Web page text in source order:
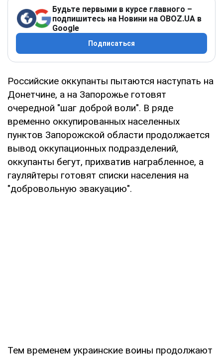
Будьте первыми в курсе главного –
подпишитесь на Новини на OBOZ.UA в
Google
Подписаться
Российские оккупанты пытаются наступать на
Донетчине, а на Запорожье готовят
очередной "шаг доброй воли". В ряде
временно оккупированных населенных
пунктов Запорожской области продолжается
вывод оккупационных подразделений,
оккупанты бегут, прихватив награбленное, а
гауляйтеры готовят списки населения на
"добровольную эвакуацию".
Тем временем украинские воины продолжают